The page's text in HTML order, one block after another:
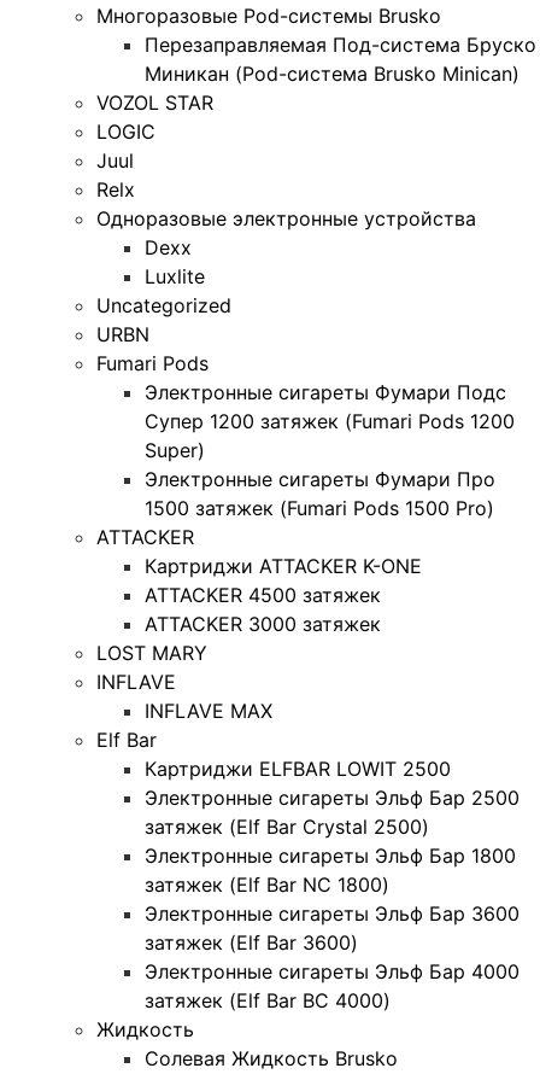
Многоразовые Pod-системы Brusko
Перезаправляемая Под-система Бруско
Миникан (Pod-система Brusko Minican)
VOZOL STAR
LOGIC
Juul
Relx
Одноразовые электронные устройства
Dexx
Luxlite
Uncategorized
URBN
Fumari Pods
Электронные сигареты Фумари Подс
Супер 1200 затяжек (Fumari Pods 1200
Super)
Электронные сигареты Фумари Про
1500 затяжек (Fumari Pods 1500 Pro)
ATTACKER
Картриджи ATTACKER K-ONE
ATTACKER 4500 затяжек
ATTACKER 3000 затяжек
LOST MARY
INFLAVE
INFLAVE MAX
Elf Bar
Картриджи ELFBAR LOWIT 2500
Электронные сигареты Эльф Бар 2500
затяжек (Elf Bar Crystal 2500)
Электронные сигареты Эльф Бар 1800
затяжек (Elf Bar NC 1800)
Электронные сигареты Эльф Бар 3600
затяжек (Elf Bar 3600)
Электронные сигареты Эльф Бар 4000
затяжек (Elf Bar BC 4000)
Жидкость
Солевая Жидкость Brusko